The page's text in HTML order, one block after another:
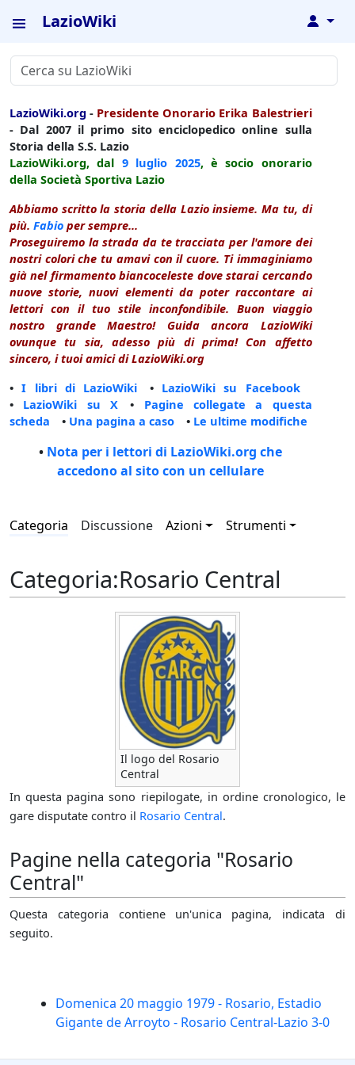
LazioWiki ↓
LazioWiki.org - Presidente Onorario Erika Balestrieri
- Dal 2007 il primo sito enciclopedico online sulla
Storia della S.S. Lazio
LazioWiki.org, dal 9 luglio 2025, è socio onorario
della Società Sportiva Lazio
Abbiamo scritto la storia della Lazio insieme. Ma tu, di
più. Fabio per sempre...
Proseguiremo la strada da te tracciata per l'amore dei
nostri colori che tu amavi con il cuore. Ti immaginiamo
già nel firmamento biancoceleste dove starai cercando
nuove storie, nuovi elementi da poter raccontare ai
lettori con il tuo stile inconfondibile. Buon viaggio
nostro grande Maestro! Guida ancora LazioWiki
ovunque tu sia, adesso più di prima! Con affetto
sincero, i tuoi amici di LazioWiki.org
•I libri di LazioWiki • LazioWiki su Facebook
• LazioWiki su X • Pagine collegate a questa
scheda • Una pagina a caso • Le ultime modifiche
• Nota per i lettori di LazioWiki.org che
accedono al sito con un cellulare
Categoria Discussione Azioni Strumenti
Categoria:Rosario Central
Il logo del Rosario
Central
In questa pagina sono riepilogate, in ordine cronologico, le
gare disputate contro il Rosario Central.
Pagine nella categoria "Rosario
Central"
Questa categoria contiene un'unica pagina, indicata di
seguito.
Domenica 20 maggio 1979 - Rosario, Estadio
Gigante de Arroyto - Rosario Central-Lazio 3-0